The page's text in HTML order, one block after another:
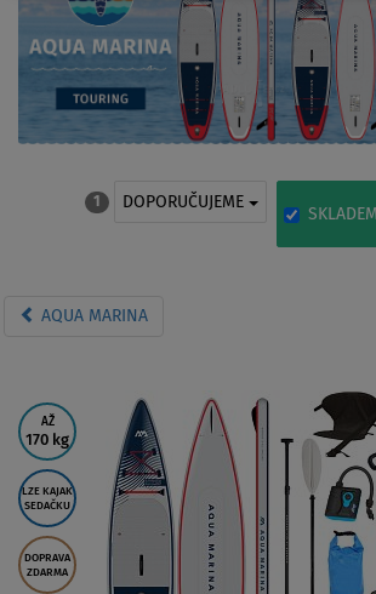
1 DOPORUČUJEME
SKLADEM
AQUA MARINA
AŽ
170 kg
LZE KAJAK
SEDAČKU
DOPRAVA
ZDARMA